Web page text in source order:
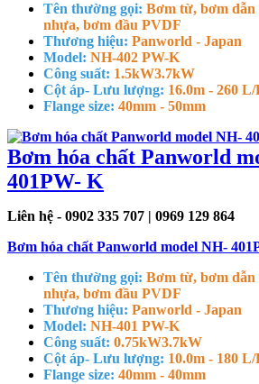
Tên thường gọi: Bơm từ, bơm dẫn
nhựa, bơm đầu PVDF
Thương hiệu: Panworld - Japan
Model: NH-402 PW-K
Công suất: 1.5kW3.7kW
Cột áp- Lưu lượng: 16.0m - 260
Flange size: 40mm - 50mm
Bơm hóa chất Panworld
401PW- K
Liên hệ - 0902 335 707 | 0969 129 864
Bơm hóa chất Panworld model NH-
Tên thường gọi: Bơm từ, bơm dẫn
nhựa, bơm đầu PVDF
Thương hiệu: Panworld - Japan
Model: NH-401 PW-K
Công suất: 0.75kW3.7kW
Cột áp- Lưu lượng: 10.0m - 180
Flange size: 40mm - 40mm